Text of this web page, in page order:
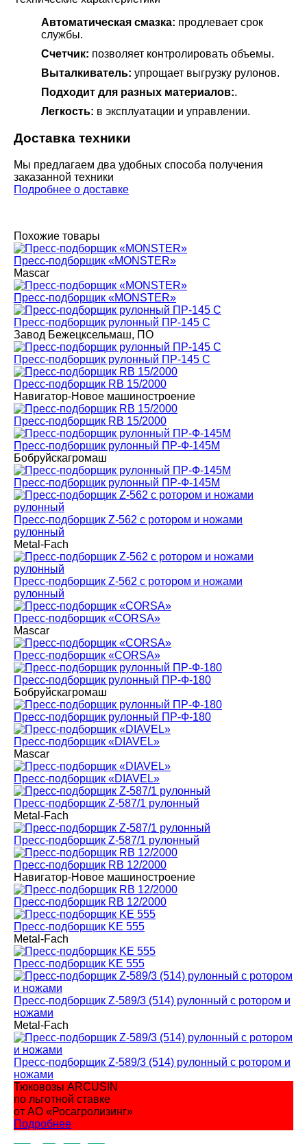
Автоматическая смазка: продлевает срок
службы.
Счетчик: позволяет контролировать объемы.
Выталкиватель: упрощает выгрузку рулонов.
Подходит для разных материалов:.
Легкость: в эксплуатации и управлении.
Доставка техники
Мы предлагаем два удобных способа получения
заказанной техники
Подробнее о доставке
Похожие товары
Пресс-подборщик «MONSTER»
Mascar
Пресс-подборщик «MONSTER»
Пресс-подборщик рулонный ПР-145 С
Завод Бежецксельмаш, ПО
Пресс-подборщик рулонный ПР-145 С
Пресс-подборщик RB 15/2000
Навигатор-Новое машиностроение
Пресс-подборщик RB 15/2000
Пресс-подборщик рулонный ПР-Ф-145М
Бобруйскагромаш
Пресс-подборщик рулонный ПР-Ф-145М
Пресс-подборщик Z-562 с ротором и ножами
рулонный
Metal-Fach
Пресс-подборщик Z-562 с ротором и ножами
рулонный
Пресс-подборщик «CORSA»
Mascar
Пресс-подборщик «CORSA»
Пресс-подборщик рулонный ПР-Ф-180
Бобруйскагромаш
Пресс-подборщик рулонный ПР-Ф-180
Пресс-подборщик «DIAVEL»
Mascar
Пресс-подборщик «DIAVEL»
Пресс-подборщик Z-587/1 рулонный
Metal-Fach
Пресс-подборщик Z-587/1 рулонный
Пресс-подборщик RB 12/2000
Навигатор-Новое машиностроение
Пресс-подборщик RB 12/2000
Пресс-подборщик KE 555
Metal-Fach
Пресс-подборщик KE 555
Пресс-подборщик Z-589/3 (514) рулонный с ротором и
ножами
Metal-Fach
Пресс-подборщик Z-589/3 (514) рулонный с ротором и
ножами
Тюковозы ARCUSIN
по льготной ставке
от АО «Росагролизинг»
Подробнее